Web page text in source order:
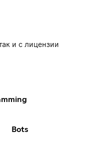
и с лицензии
Bots